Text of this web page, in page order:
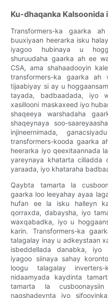
Ku-dhaqanka Kalsoonida
Transformers-ka gaarka
buuxiyaan heerarka isku
iyagoo hubinaya u
shuruudaha gaarka ah ee
CSA, ama shahaadooyin
transformers-ka gaarka
tijaabiyay si ay u
tayada, badbaadada, iyo
xasillooni maskaxeed iyo
shaqeeya warshadaha
shaqeynaya soo-
injineernimada,
transformers-kooda gaarka
heerarka iyo qeexitaannada
yareynaya khatarta cilladda
yaraada, iyo khataraha
Qaybta tamarta la
gaarka loo leeyahay ayaa
hufan ee la isku halleyn
qorraxda, dabaysha, iyo
waxqabadka, iyo u
karin. Transformers-ka
talagalay inay u adkeystaan
isbeddellada danabka, iyo
iyagoo siinaya sahay
loogu talagalay
nidaamyada kaydinta
tamarta la
naqshadeynta iyo